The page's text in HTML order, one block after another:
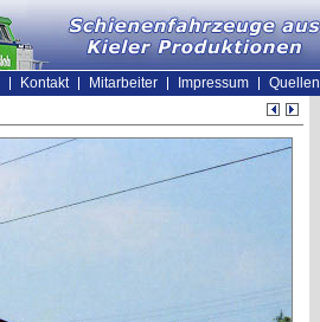
Kontakt Mitarbeiter Impressum
Quellen